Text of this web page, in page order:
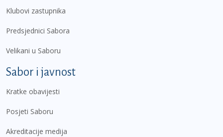
Klubovi zastupnika
Predsjednici Sabora
Velikani u Saboru
Sabor i javnost
Kratke obavijesti
Posjeti Saboru
Akreditacije medija